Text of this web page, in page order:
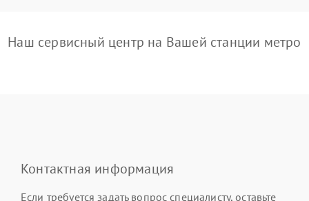
Наш сервисный центр на Вашей станции метро
Контактная информация
Если требуется задать вопрос специалисту, оставьте